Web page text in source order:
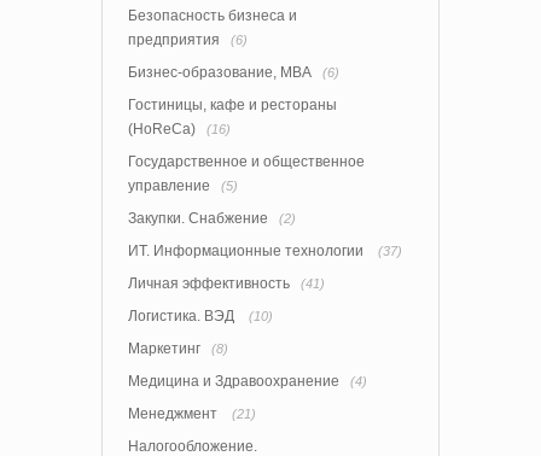
Безопасность бизнеса и
предприятия
(6)
Бизнес-образование, MBA (6)
Гостиницы, кафе и рестораны
(HoReCa)
(16)
Государственное и общественное
управление
(5)
Закупки. Снабжение (2)
ИТ. Информационные технологии (37)
Личная эффективность (41)
Логистика. ВЭД (10)
Маркетинг (8)
Медицина и Здравоохранение (4)
Менеджмент (21)
Налогообложение.